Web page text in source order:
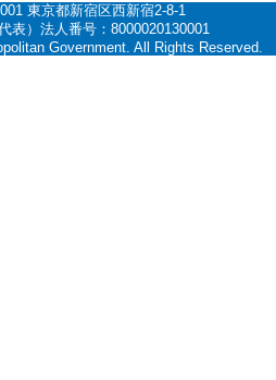
東京都新宿区西新宿2-8-1
表）法人番号：8000020130001
Government. All Rights Reserved.